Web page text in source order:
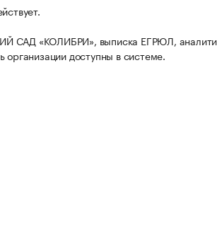
САД «КОЛИБРИ», выписка ЕГРЮЛ,
организации доступны в системе.